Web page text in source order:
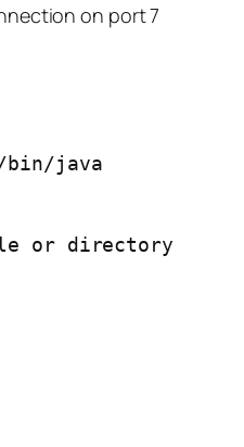
on port 7
bin/java
or directory